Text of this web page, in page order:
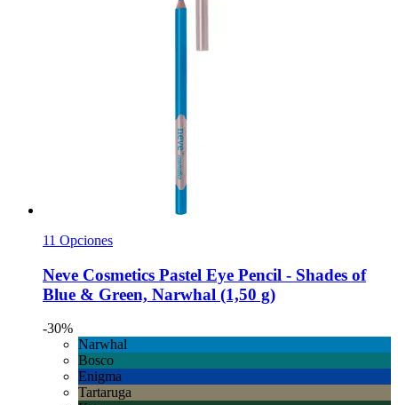
11 Opciones
Neve Cosmetics Pastel Eye Pencil -​ Shades of
Blue & Green, Narwhal (1,50 g)
-30%
Narwhal
Bosco
Enigma
Tartaruga